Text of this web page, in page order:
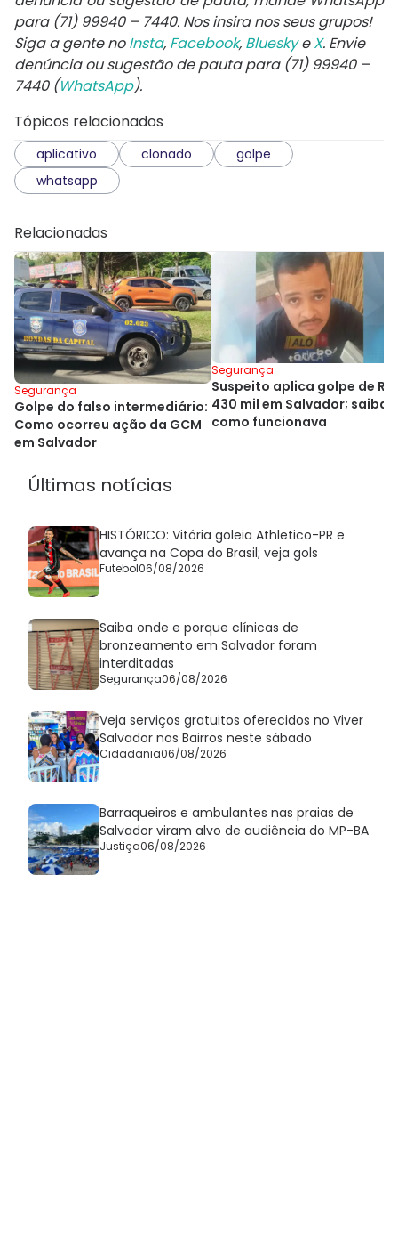
para (71) 99940 – 7440. Nos insira nos seus grupos!
Siga a gente noInsta, Facebook, BlueskyeX. Envie
denúncia ou sugestão de pauta para (71) 99940 –
7440 (WhatsApp).
Tópicos relacionados
aplicativo clonado
golpe
whatsapp
Relacionadas
Segurança
Golpe do falso intermediário:
Como ocorreu ação da GCM
em Salvador
Segurança
Suspeito aplica golpe de R$
430 mil em Salvador; saiba
como funcionava
Últimas notícias
HISTÓRICO: Vitória goleia Athletico-PR e
avança na Copa do Brasil; veja gols
Futebol06/08/2026
Saiba onde e porque clínicas de
bronzeamento em Salvador foram
interditadas
Segurança06/08/2026
Veja serviços gratuitos oferecidos no Viver
Salvador nos Bairros neste sábado
Cidadania06/08/2026
Barraqueiros e ambulantes nas praias de
Salvador viram alvo de audiência do MP-BA
Justiça06/08/2026